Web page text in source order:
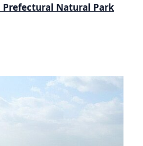
Prefectural Natural Park